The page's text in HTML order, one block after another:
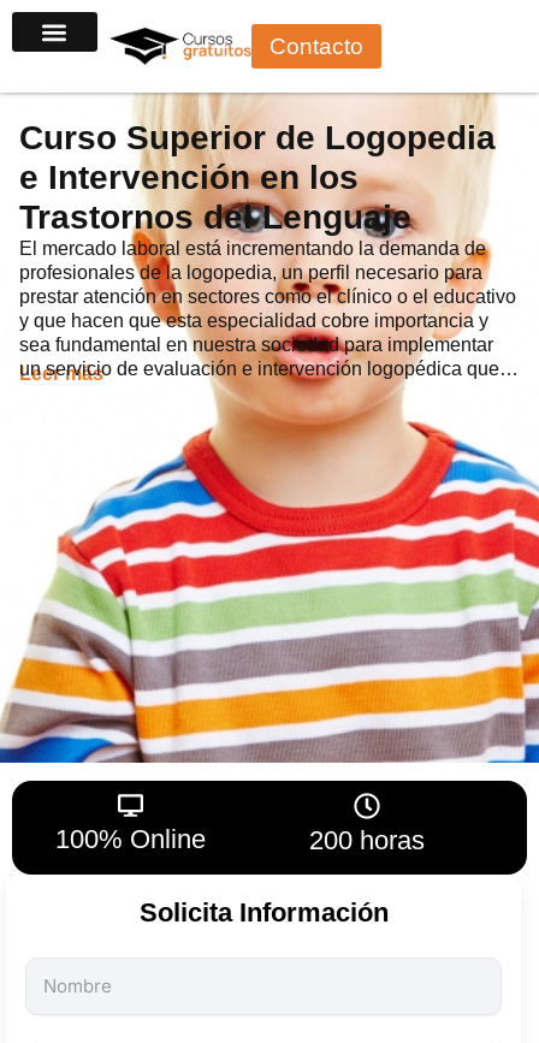
al
Contacto
Curso Superior de Logopedia
e Intervención en los
Trastornos del Lenguaje
El mercado laboral está incrementando la demanda de
profesionales de la logopedia, un perfil necesario para
prestar atención en sectores como el clínico o el educativo
y que hacen que esta especialidad cobre importancia y
sea fundamental en nuestra sociedad para implementar
un servicio de evaluación e intervención logopédica que…
Leer más
100% Online 200 horas
Solicita Información
Todos
los